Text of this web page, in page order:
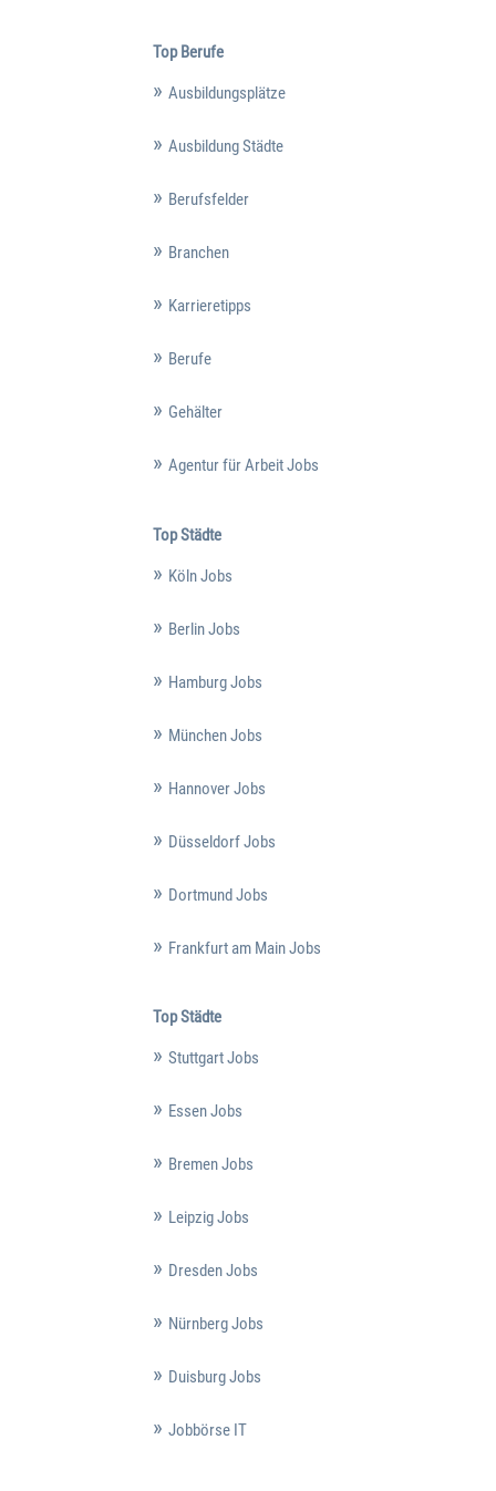
Top Berufe
Ausbildungsplätze
Ausbildung Städte
Berufsfelder
Branchen
Karrieretipps
Berufe
Gehälter
Agentur für Arbeit Jobs
Top Städte
Köln Jobs
Berlin Jobs
Hamburg Jobs
München Jobs
Hannover Jobs
Düsseldorf Jobs
Dortmund Jobs
Frankfurt am Main Jobs
Top Städte
Stuttgart Jobs
Essen Jobs
Bremen Jobs
Leipzig Jobs
Dresden Jobs
Nürnberg Jobs
Duisburg Jobs
Jobbörse IT